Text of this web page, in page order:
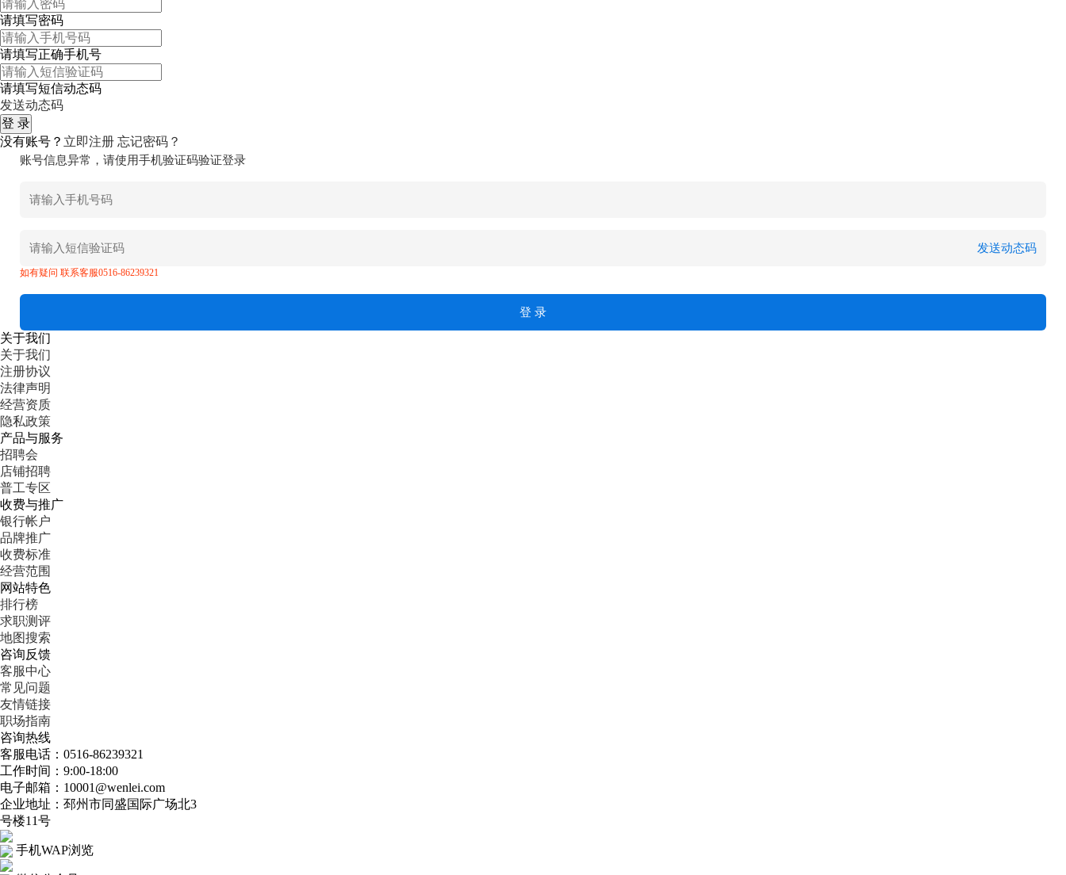
请填写密码
请填写正确手机号
请填写短信动态码
发送动态码
没有账号？ 立即注册 忘记密码？
账号信息异常，请使用手机验证码验证登录
发送动态码
如有疑问 联系客服0516-86239321
关于我们
关于我们
注册协议
法律声明
经营资质
隐私政策
产品与服务
招聘会
店铺招聘
普工专区
收费与推广
银行帐户
品牌推广
收费标准
经营范围
网站特色
排行榜
求职测评
地图搜索
咨询反馈
客服中心
常见问题
友情链接
职场指南
咨询热线
客服电话：0516-86239321
工作时间：9:00-18:00
电子邮箱：10001@wenlei.com
企业地址：邳州市同盛国际广场北3
号楼11号
手机WAP浏览